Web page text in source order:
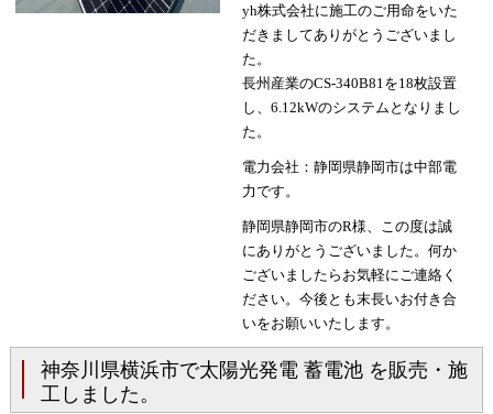
yh株式会社に施工のご用命をいた
だきましてありがとうございまし
た。
長州産業のCS-340B81を18枚設置
し、6.12kWのシステムとなりまし
た。
電力会社：静岡県静岡市は中部電
力です。
静岡県静岡市のR様、この度は誠
にありがとうございました。何か
ございましたらお気軽にご連絡く
ださい。今後とも末長いお付き合
いをお願いいたします。
神奈川県横浜市で太陽光発電 蓄電池 を販売・施
工しました。